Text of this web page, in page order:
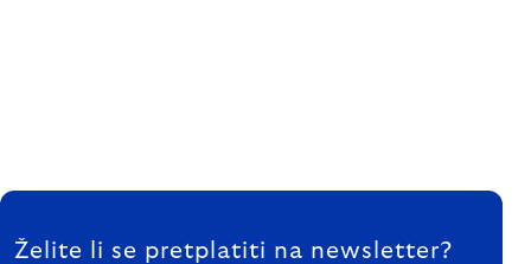
FOOTER
Želite li se pretplatiti na newsletter?